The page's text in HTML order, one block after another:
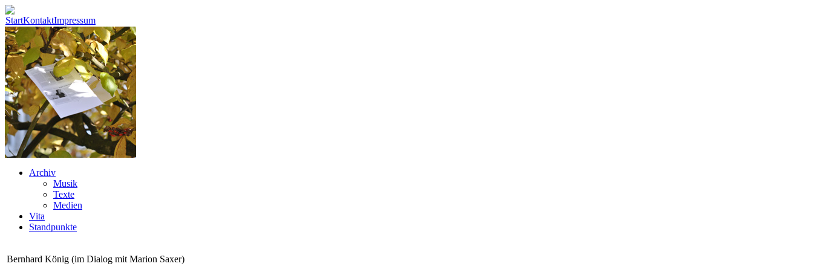
StartKontaktImpressum
Archiv
Musik
Texte
Medien
Vita
Standpunkte
Bernhard König (im Dialog mit Marion Saxer)